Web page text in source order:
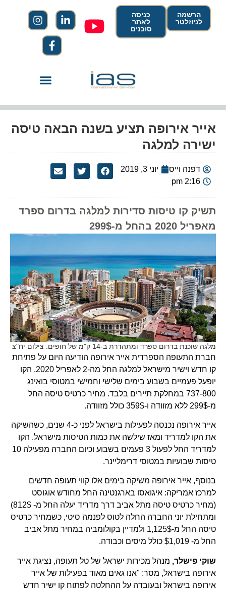
הרשמה
לניוזלטר
כניסה
לאתר
סוכנים
אייר אירופה תציע בשנה הבאה טיסה
ישירה למלגה
דפנה וייס
יוני 3, 2019
2:16 pm
תשיק קו טיסות סדירות למלגה בדרום ספרד
מאפריל 2020 בהחל מ-299$
מלגה שוכנת בדרום ספרד ומתהדרת ב-14 ק"מ של חופים. צילום יח"צ
חברת התעופה הספרדית אייר אירופה הודיעה היום על פתיחת
קו חדש וישיר מישראל למלגה החל מה-2 לאפריל 2020. הקו
יופעל פעמיים בשבוע בימים שלישי וחמישי במטוסי בואינג
737-800 במחלקת תיירים בלבד. מחיר כרטיס טיסה החל
מ-299$ ללא מזוודה ו-359$ כולל מזוודה.
אייר אירופה נכנסה לפעילות בישראל לפני כ-4 שנים, כשהשיקה
את הקו למדריד ומאז שילשה את כמות הטיסות מישראל. הקו
למדריד החל לפעול 3 פעמים בשבוע וכיום החברה מפעילה 10
טיסות שבועיות במטוסי דרימליינר.
בנוסף, אייר אירופה משיקה בימים אלו קווי תעופה חדשים
למרכז אמריקה: איגואסו בארגנטינה החל מחודש אוגוסט
(מחיר כרטיס טיסה מתל אביב דרך מדריד יעלה החל מ- 812$)
ומתחילת יוני החברה החלה לטוס לפנמה סיטי, כשמחיר כרטיס
טיסה החל מ-1,125$ ולמדיין בקולומביה במחיר מתל אביב
החל מ- $1,019 כולל מיסים וכבודה.
שוקי פישלר, מנהל מכירות ישראל של טל תעופה, נציגת אייר
אירופה בישראל, מסר: "אנו גאים מאוד בפעילות של אייר
אירופה בישראל ובעובדה על ההחלטה לפתוח קו ישיר חדש